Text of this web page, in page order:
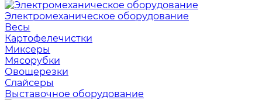
Электромеханическое оборудование
Весы
Картофелечистки
Миксеры
Мясорубки
Овощерезки
Слайсеры
Выставочное оборудование